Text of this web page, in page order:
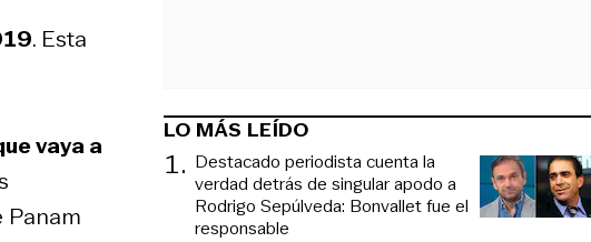
. Esta
vaya a
Panam
LO MÁS LEÍDO
1. Destacado periodista cuenta la
verdad detrás de singular apodo a
Rodrigo Sepúlveda: Bonvallet fue el
responsable